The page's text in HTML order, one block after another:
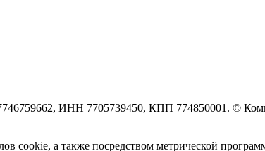
ИНН 7705739450, КПП 774850001. ©
cookie, а также посредством метрической